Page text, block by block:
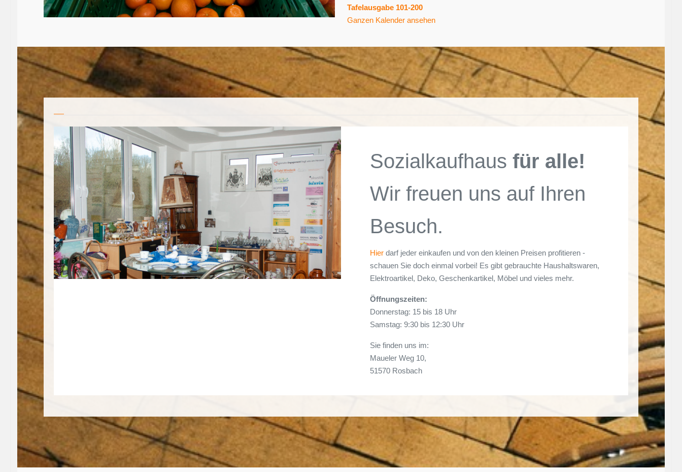
Tafelausgabe 101-200
Ganzen Kalender ansehen
Sozialkaufhaus für alle!
Wir freuen uns auf Ihren
Besuch.
Hierdarf jeder einkaufen und von den kleinen Preisen profitieren -
schauen Sie doch einmal vorbei! Es gibt gebrauchte Haushaltswaren,
Elektroartikel, Deko, Geschenkartikel, Möbel und vieles mehr.
Öffnungszeiten:
Donnerstag: 15 bis 18 Uhr
Samstag: 9:30 bis 12:30 Uhr
Sie finden uns im:
Maueler Weg 10,
51570 Rosbach